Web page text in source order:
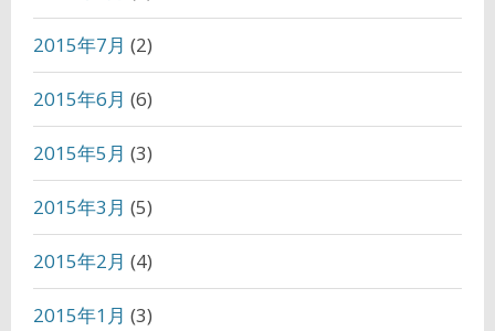
2015年7月 (2)
2015年6月 (6)
2015年5月 (3)
2015年3月 (5)
2015年2月 (4)
2015年1月 (3)